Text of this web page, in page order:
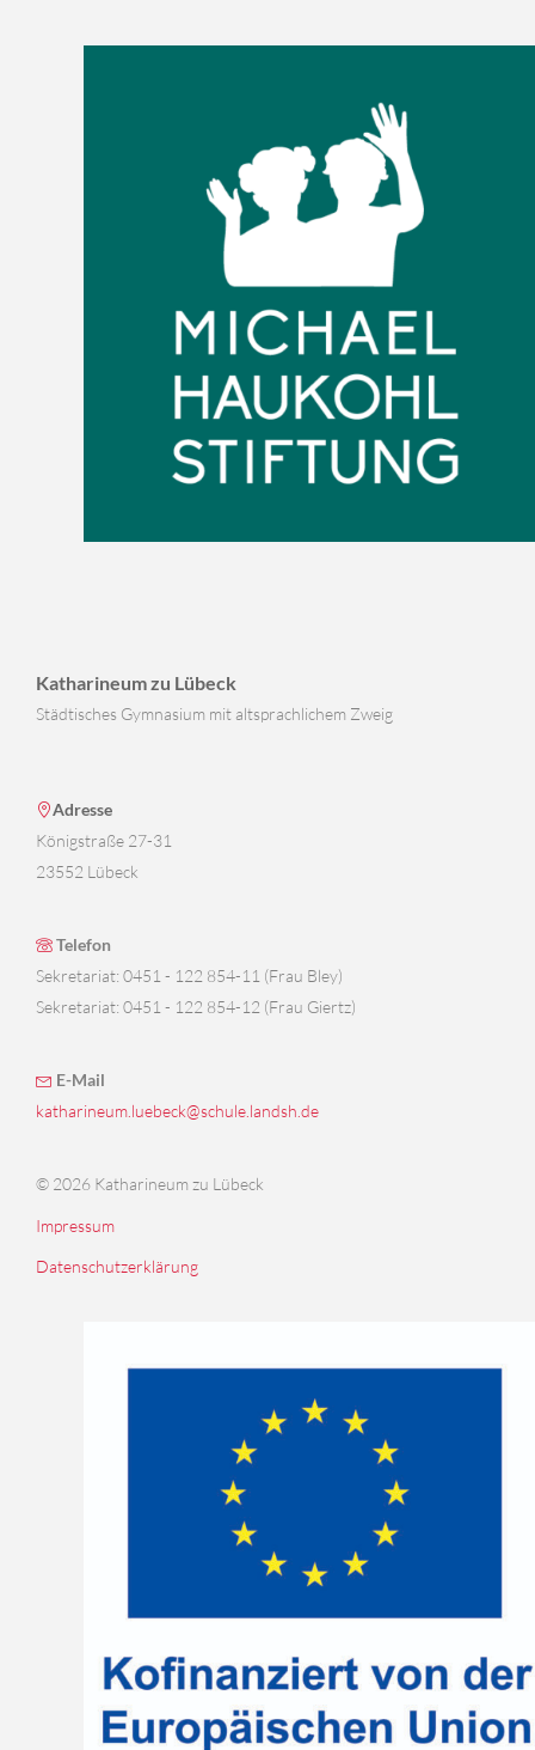
Katharineum zu Lübeck
Städtisches Gymnasium mit altsprachlichem Zweig
Adresse
Königstraße 27-31
23552 Lübeck
Telefon
Sekretariat: 0451 - 122 854-11 (Frau Bley)
Sekretariat: 0451 - 122 854-12 (Frau Giertz)
E-Mail
katharineum.luebeck@schule.landsh.de
© 2026 Katharineum zu Lübeck
Impressum
Datenschutzerklärung